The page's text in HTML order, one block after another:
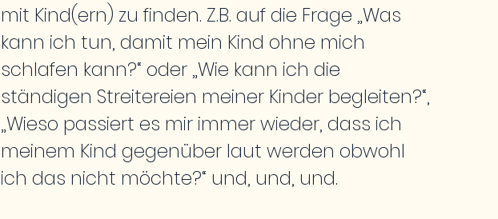
mit Kind(ern) zu finden. Z.B. auf die Frage „Was
kann ich tun, damit mein Kind ohne mich
schlafen kann?“ oder „Wie kann ich die
ständigen Streitereien meiner Kinder begleiten?“,
„Wieso passiert es mir immer wieder, dass ich
meinem Kind gegenüber laut werden obwohl
ich das nicht möchte?“ und, und, und.